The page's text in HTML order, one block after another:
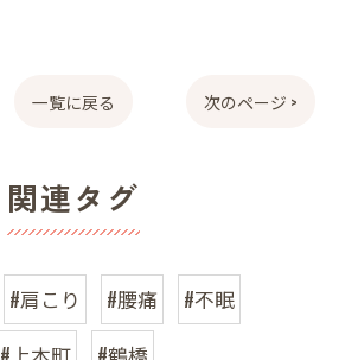
一覧に戻る 次のページ >
関連タグ
#肩こり #腰痛
#不眠